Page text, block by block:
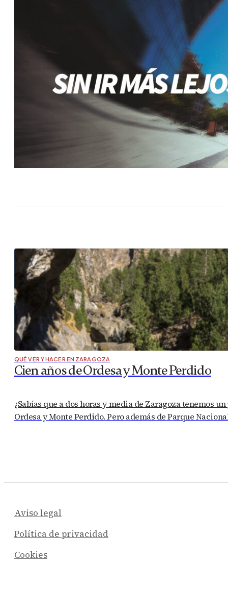
QUÉ VER Y HACER EN ZARAGOZA
Cien años de Ordesa y Monte Perdido
¿Sabías que a dos horas y media de Zaragoza tenemos
Ordesa y Monte Perdido. Pero además de Parque
Aviso legal
Política de privacidad
Cookies